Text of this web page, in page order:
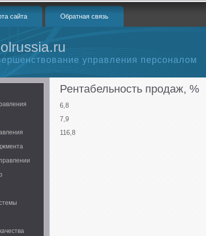
сайта Обратная связь
управления персоналом
Рентабельность продаж, %
6,8
7,9
116,8